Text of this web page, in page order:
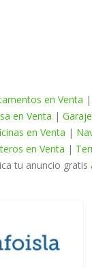
en Venta |
en Venta |
en Venta |
en Venta |
tu anuncio gratis